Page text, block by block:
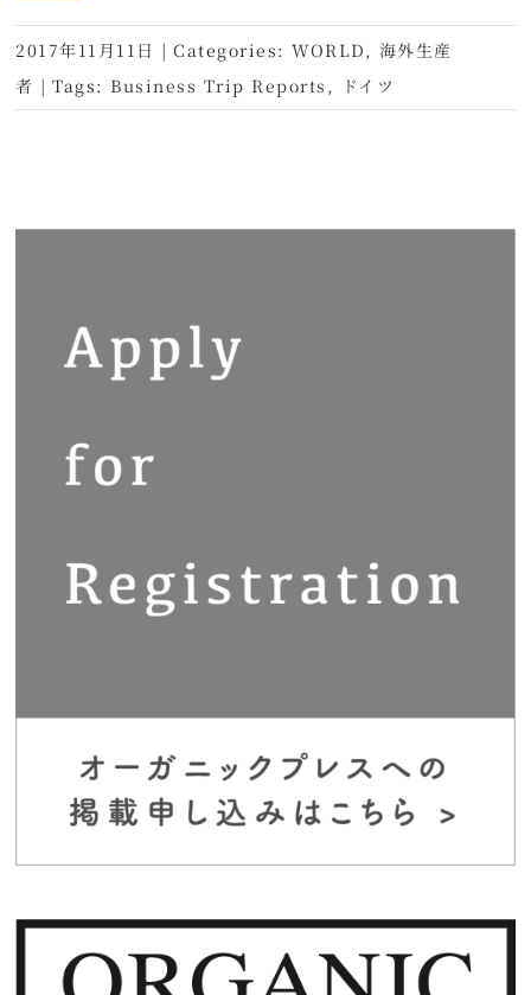
2017年11月11日 | Categories:WORLD, 海外生産
者 | Tags:Business Trip Reports , ドイツ